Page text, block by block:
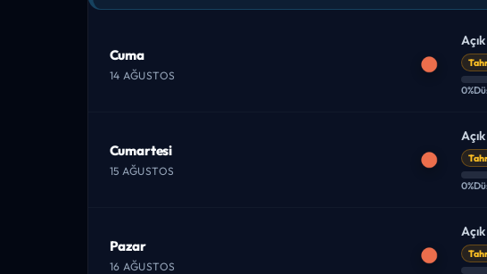
Cuma
14 AĞUSTOS
Açık
0%
Cumartesi
15 AĞUSTOS
Açık
0%
Pazar
16 AĞUSTOS
Açık